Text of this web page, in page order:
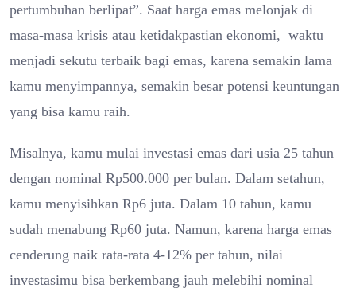
pertumbuhan berlipat”. Saat harga emas melonjak di
masa-masa krisis atau ketidakpastian ekonomi, waktu
menjadi sekutu terbaik bagi emas, karena semakin lama
kamu menyimpannya, semakin besar potensi keuntungan
yang bisa kamu raih.
Misalnya, kamu mulai investasi emas dari usia 25 tahun
dengan nominal Rp500.000 per bulan. Dalam setahun,
kamu menyisihkan Rp6 juta. Dalam 10 tahun, kamu
sudah menabung Rp60 juta. Namun, karena harga emas
cenderung naik rata-rata 4-12% per tahun, nilai
investasimu bisa berkembang jauh melebihi nominal